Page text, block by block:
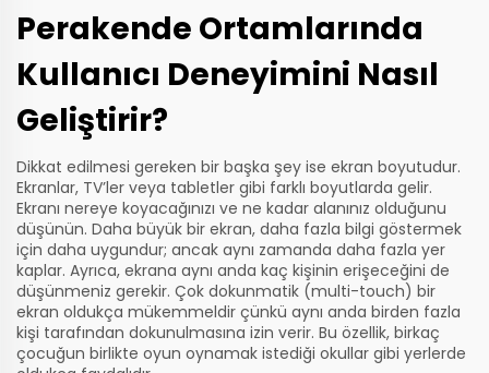
Perakende Ortamlarında
Kullanıcı Deneyimini Nasıl
Geliştirir?
Dikkat edilmesi gereken bir başka şey ise ekran boyutudur.
Ekranlar, TV’ler veya tabletler gibi farklı boyutlarda gelir.
Ekranı nereye koyacağınızı ve ne kadar alanınız olduğunu
düşünün. Daha büyük bir ekran, daha fazla bilgi göstermek
için daha uygundur; ancak aynı zamanda daha fazla yer
kaplar. Ayrıca, ekrana aynı anda kaç kişinin erişeceğini de
düşünmeniz gerekir. Çok dokunmatik (multi-touch) bir
ekran oldukça mükemmeldir çünkü aynı anda birden fazla
kişi tarafından dokunulmasına izin verir. Bu özellik, birkaç
çocuğun birlikte oyun oynamak istediği okullar gibi yerlerde